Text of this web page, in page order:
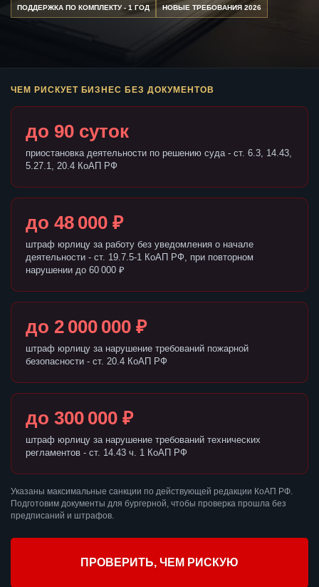
ПОДДЕРЖКА ПО КОМПЛЕКТУ - 1 ГОД НОВЫЕ ТРЕБОВАНИЯ 2026
ЧЕМ РИСКУЕТ БИЗНЕС БЕЗ ДОКУМЕНТОВ
до 90 суток
приостановка деятельности по решению суда - ст. 6.3, 14.43,
5.27.1, 20.4 КоАП РФ
до 48 000 ₽
штраф юрлицу за работу без уведомления о начале
деятельности - ст. 19.7.5-1 КоАП РФ, при повторном
нарушении до 60 000 ₽
до 2 000 000 ₽
штраф юрлицу за нарушение требований пожарной
безопасности - ст. 20.4 КоАП РФ
до 300 000 ₽
штраф юрлицу за нарушение требований технических
регламентов - ст. 14.43 ч. 1 КоАП РФ
Указаны максимальные санкции по действующей редакции КоАП РФ.
Подготовим документы для бургерной, чтобы проверка прошла без
предписаний и штрафов.
ПРОВЕРИТЬ, ЧЕМ РИСКУЮ